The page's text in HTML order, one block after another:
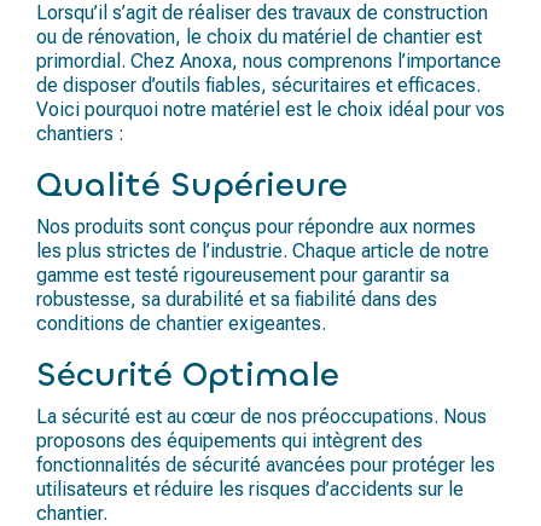
Lorsqu’il s’agit de réaliser des travaux de construction
ou de rénovation, le choix du matériel de chantier est
primordial. Chez Anoxa, nous comprenons l’importance
de disposer d’outils fiables, sécuritaires et efficaces.
Voici pourquoi notre matériel est le choix idéal pour vos
chantiers :
Qualité Supérieure
Nos produits sont conçus pour répondre aux normes
les plus strictes de l’industrie. Chaque article de notre
gamme est testé rigoureusement pour garantir sa
robustesse, sa durabilité et sa fiabilité dans des
conditions de chantier exigeantes.
Sécurité Optimale
La sécurité est au cœur de nos préoccupations. Nous
proposons des équipements qui intègrent des
fonctionnalités de sécurité avancées pour protéger les
utilisateurs et réduire les risques d’accidents sur le
chantier.